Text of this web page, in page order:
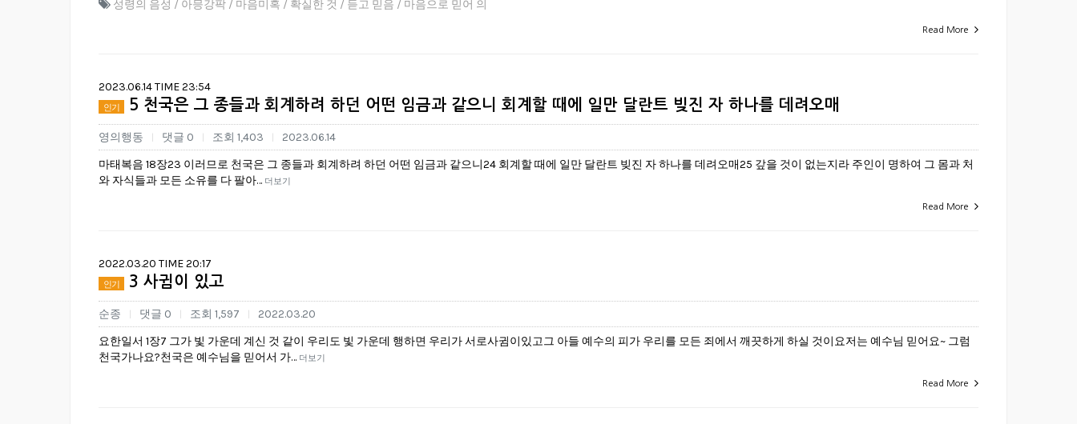
성령의 음성 / 아믕강팍 / 마음미혹 / 확실한 것 / 듣고 믿음 / 마음으로 믿어 의
Read More
2023.06.14 TIME 23:54
인기 5 천국은 그 종들과 회계하려 하던 어떤 임금과 같으니 회계할 때에 일만 달란트 빚진 자 하나를 데려오매
영의행동 댓글 0 조회 1,403
2023.06.14
마태복음 18장23 이러므로 천국은 그 종들과 회계하려 하던 어떤 임금과 같으니24 회계할 때에 일만 달란트 빚진 자 하나를 데려오매25 갚을 것이 없는지라 주인이 명하여 그 몸과 처
와 자식들과 모든 소유를 다 팔아… 더보기
Read More
2022.03.20 TIME 20:17
인기 3 사귐이 있고
순종 댓글 0 조회 1,597
2022.03.20
요한일서 1장7 그가 빛 가운데 계신 것 같이 우리도 빛 가운데 행하면 우리가 서로사귐이있고그 아들 예수의 피가 우리를 모든 죄에서 깨끗하게 하실 것이요저는 예수님 믿어요~ 그럼
천국가나요?천국은 예수님을 믿어서 가… 더보기
Read More